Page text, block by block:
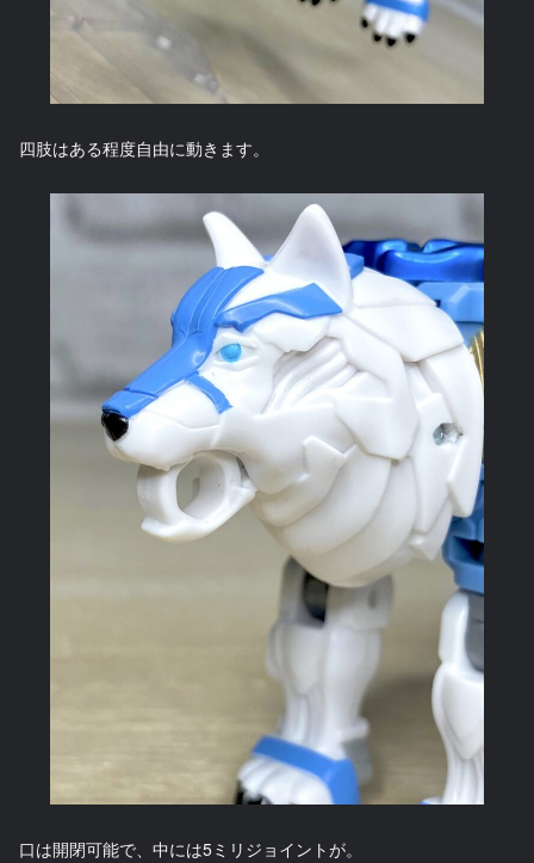
四肢はある程度自由に動きます。
口は開閉可能で、中には5ミリジョイントが。